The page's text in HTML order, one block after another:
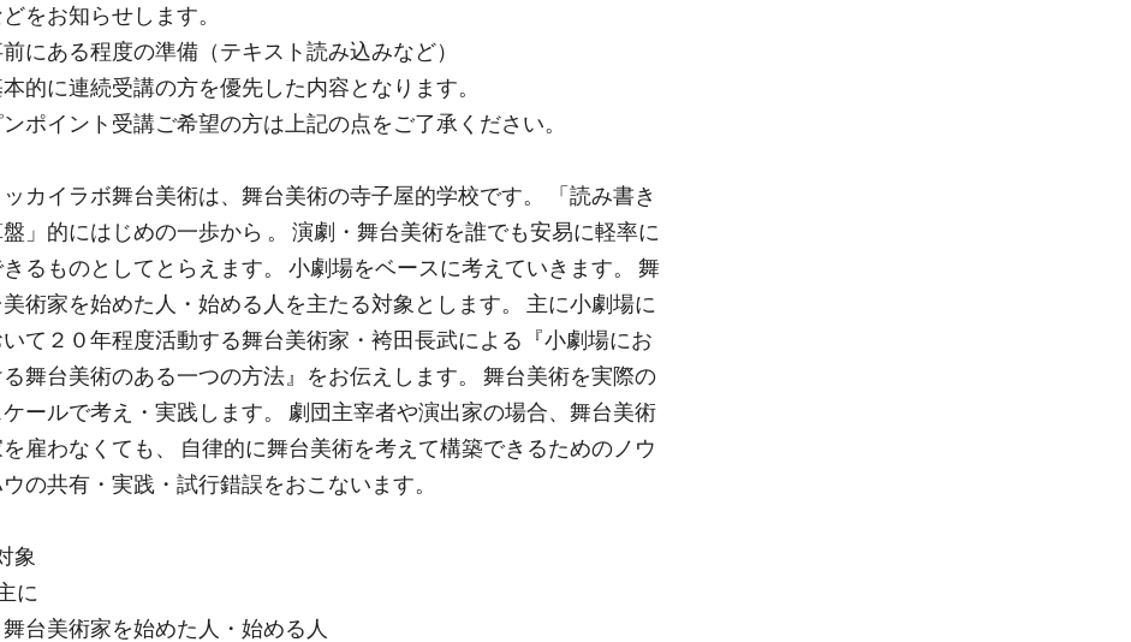
をお知らせします。
にある程度の準備（テキスト読み込みなど）
的に連続受講の方を優先した内容となります。
ンポイント受講ご希望の方は上記の点をご了承ください。
ッカイラボ舞台美術は、舞台美術の寺子屋的学校です。 「読み書き
」的にはじめの一歩から 。 演劇・舞台美術を誰でも安易に軽率に
るものとしてとらえます。 小劇場をベースに考えていきます。 舞
術家を始めた人・始める人を主たる対象とします。 主に小劇場に
いて２０年程度活動する舞台美術家・袴田長武による『小劇場にお
る舞台美術のある一つの方法』をお伝えします。 舞台美術を実際の
ケールで考え・実践します。 劇団主宰者や演出家の場合、舞台美術
雇わなくても、 自律的に舞台美術を考えて構築できるためのノウ
の共有・実践・試行錯誤をおこないます。
象
に
舞台美術家を始めた人・始める人